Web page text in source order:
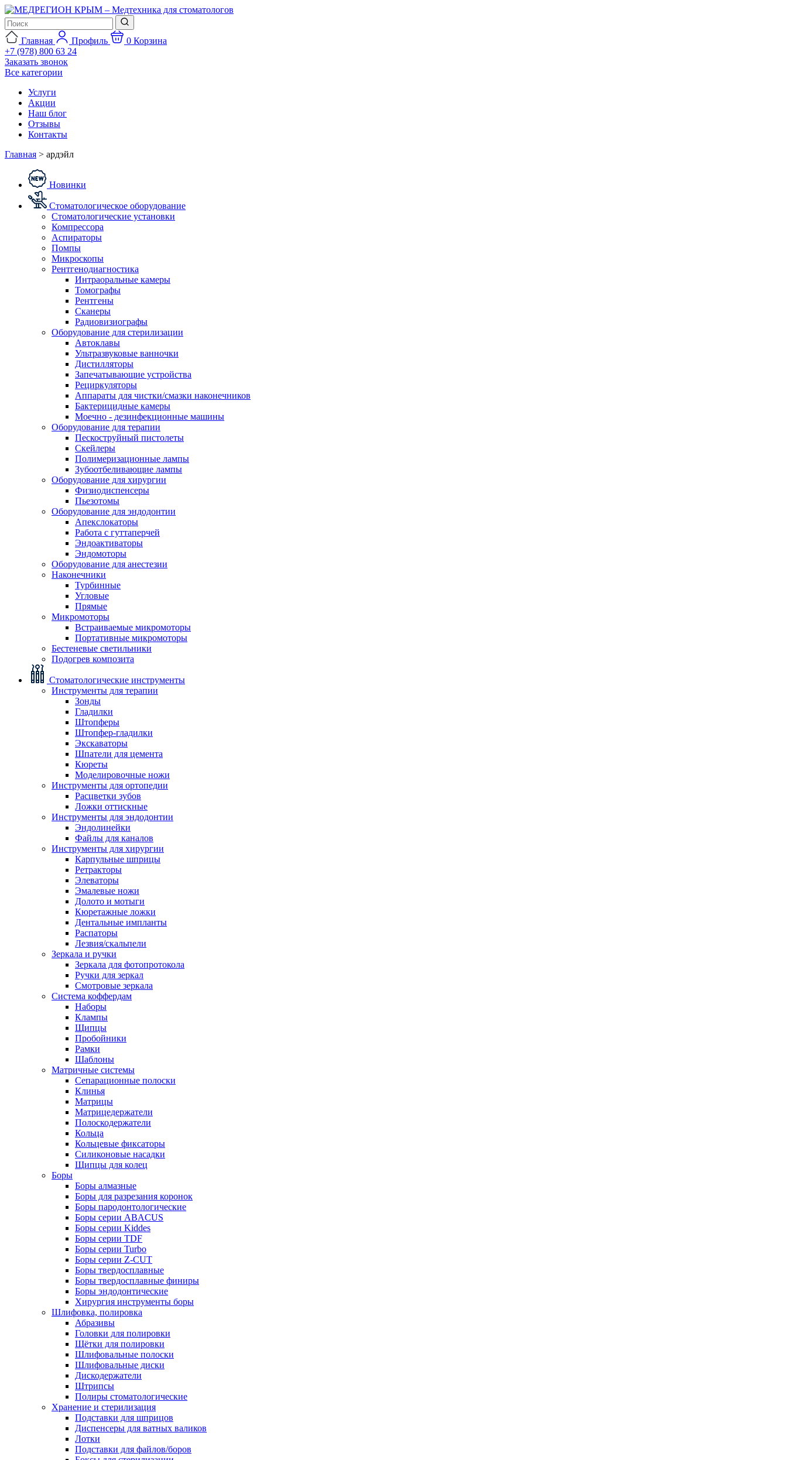
Главная Профиль 0 Корзина
+7 (978) 800 63 24
Заказать звонок
Все категории
Услуги
Акции
Наш блог
Отзывы
Контакты
Главная > ардэйл
Новинки
Стоматологическое оборудование
Стоматологические установки
Компрессора
Аспираторы
Помпы
Микроскопы
Рентгенодиагностика
Интраоральные камеры
Томографы
Рентгены
Сканеры
Радиовизиографы
Оборудование для стерилизации
Автоклавы
Ультразвуковые ванночки
Дистилляторы
Запечатывающие устройства
Рециркуляторы
Аппараты для чистки/смазки наконечников
Бактерицидные камеры
Моечно - дезинфекционные машины
Оборудование для терапии
Пескоструйный пистолеты
Скейлеры
Полимеризационные лампы
Зубоотбеливающие лампы
Оборудование для хирургии
Физиодиспенсеры
Пьезотомы
Оборудование для эндодонтии
Апекслокаторы
Работа с гуттаперчей
Эндоактиваторы
Эндомоторы
Оборудование для анестезии
Наконечники
Турбинные
Угловые
Прямые
Микромоторы
Встраиваемые микромоторы
Портативные микромоторы
Бестеневые светильники
Подогрев композита
Стоматологические инструменты
Инструменты для терапии
Зонды
Гладилки
Штопферы
Штопфер-гладилки
Экскаваторы
Шпатели для цемента
Кюреты
Моделировочные ножи
Инструменты для ортопедии
Расцветки зубов
Ложки оттискные
Инструменты для эндодонтии
Эндолинейки
Файлы для каналов
Инструменты для хирургии
Карпульные шприцы
Ретракторы
Элеваторы
Эмалевые ножи
Долото и мотыги
Кюретажные ложки
Дентальные импланты
Распаторы
Лезвия/скальпели
Зеркала и ручки
Зеркала для фотопротокола
Ручки для зеркал
Смотровые зеркала
Система коффердам
Наборы
Клампы
Щипцы
Пробойники
Рамки
Шаблоны
Матричные системы
Сепарационные полоски
Клинья
Матрицы
Матрицедержатели
Полоскодержатели
Кольца
Кольцевые фиксаторы
Силиконовые насадки
Щипцы для колец
Боры
Боры алмазные
Боры для разрезания коронок
Боры пародонтологические
Боры серии ABACUS
Боры серии Kiddes
Боры серии TDF
Боры серии Turbo
Боры серии Z-CUT
Боры твердосплавные
Боры твердосплавные финиры
Боры эндодонтические
Хирургия инструменты боры
Шлифовка, полировка
Абразивы
Головки для полировки
Щётки для полировки
Шлифовальные полоски
Шлифовальные диски
Дискодержатели
Штрипсы
Полиры стоматологические
Хранение и стерилизация
Подставки для шприцов
Диспенсеры для ватных валиков
Лотки
Подставки для файлов/боров